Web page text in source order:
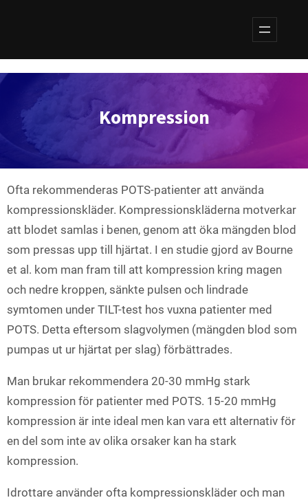
Kompression
Ofta rekommenderas POTS-patienter att använda
kompressionskläder. Kompressionskläderna motverkar
att blodet samlas i benen, genom att öka mängden blod
som pressas upp till hjärtat. I en studie gjord av Bourne
et al. kom man fram till att kompression kring magen
och nedre kroppen, sänkte pulsen och lindrade
symtomen under TILT-test hos vuxna patienter med
POTS. Detta eftersom slagvolymen (mängden blod som
pumpas ut ur hjärtat per slag) förbättrades.
Man brukar rekommendera 20-30 mmHg stark
kompression för patienter med POTS. 15-20 mmHg
kompression är inte ideal men kan vara ett alternativ för
en del som inte av olika orsaker kan ha stark
kompression.
Idrottare använder ofta kompressionskläder och man